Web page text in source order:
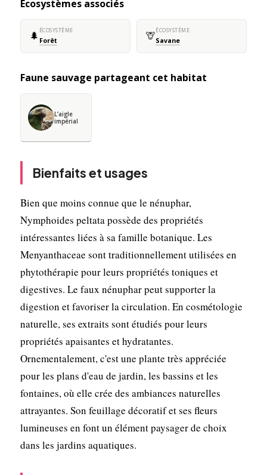
Écosystèmes associés
🌲 ÉCOSYSTÈME
Forêt 🦒ÉCOSYSTÈME
Savane
Faune sauvage partageant cet habitat
L’aigle
impérial
Bienfaits et usages
Bien que moins connue que le nénuphar,
Nymphoides peltata possède des propriétés
intéressantes liées à sa famille botanique. Les
Menyanthaceae sont traditionnellement utilisées en
phytothérapie pour leurs propriétés toniques et
digestives. Le faux nénuphar peut supporter la
digestion et favoriser la circulation. En cosmétologie
naturelle, ses extraits sont étudiés pour leurs
propriétés apaisantes et hydratantes.
Ornementalement, c'est une plante très appréciée
pour les plans d'eau de jardin, les bassins et les
fontaines, où elle crée des ambiances naturelles
attrayantes. Son feuillage décoratif et ses fleurs
lumineuses en font un élément paysager de choix
dans les jardins aquatiques.